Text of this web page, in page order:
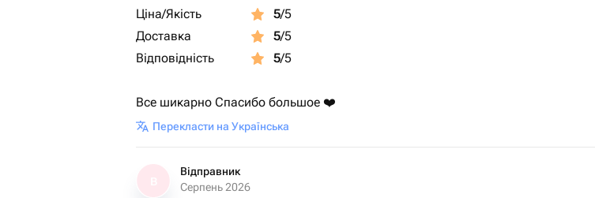
Ціна/Якість
5/5
Доставка
5/5
Відповідність
5/5
Все шикарно Спасибо большое ❤️
Перекласти на Українська
Відправник
Серпень 2026